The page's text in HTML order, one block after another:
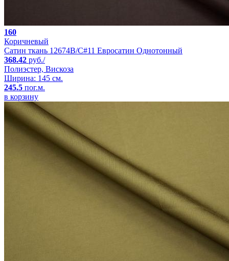
160
Коричневый
Сатин ткань 12674B/C#11 Евросатин Однотонный
368.42 руб./
Полиэстер, Вискоза
Ширина: 145 см.
245.5 пог.м.
в корзину